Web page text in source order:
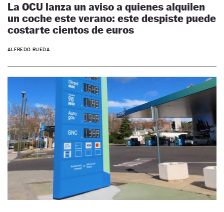
La OCU lanza un aviso a quienes alquilen
un coche este verano: este despiste puede
costarte cientos de euros
ALFREDO RUEDA